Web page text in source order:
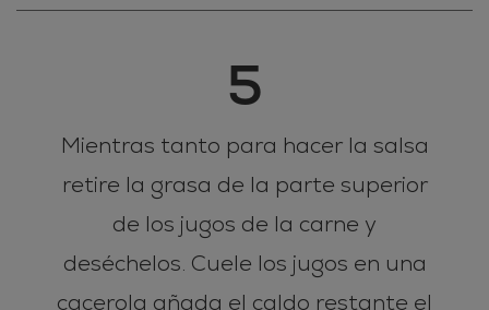
5
Mientras tanto para hacer la salsa
retire la grasa de la parte superior
de los jugos de la carne y
deséchelos. Cuele los jugos en una
cacerola añada el caldo restante el